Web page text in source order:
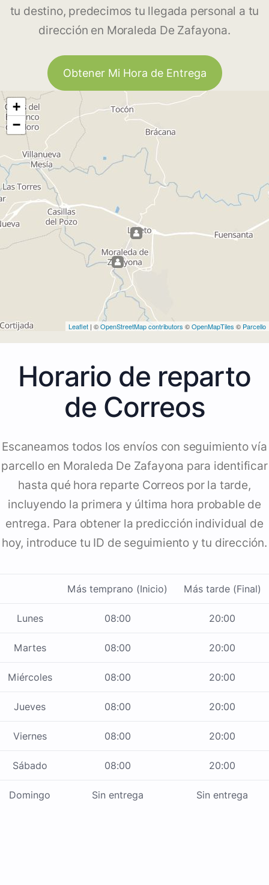
tu destino, predecimos tu llegada personal a tu
dirección en Moraleda De Zafayona.
Obtener Mi Hora de Entrega
+
−
Leaflet | ©OpenStreetMap contributors ©OpenMapTiles © Parcello
Horario de reparto
de Correos
Escaneamos todos los envíos con seguimiento vía
parcello en Moraleda De Zafayona para identificar
hasta qué hora reparte Correos por la tarde,
incluyendo la primera y última hora probable de
entrega. Para obtener la predicción individual de
hoy, introduce tu ID de seguimiento y tu dirección.
Más temprano (Inicio) Más tarde (Final)
Lunes 08:00 20:00
Martes 08:00 20:00
Miércoles 08:00 20:00
Jueves 08:00 20:00
Viernes 08:00 20:00
Sábado 08:00 20:00
Domingo Sin entrega Sin entrega